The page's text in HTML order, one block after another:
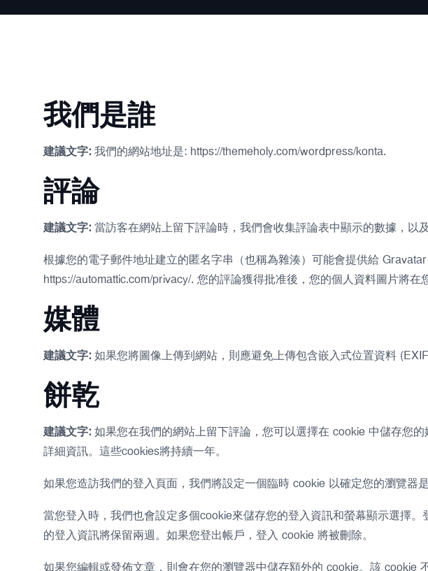
我們是誰
建議文字: 我們的網站地址是: https://themeholy.com/wordpress/konta.
評論
建議文字: 當訪客在網站上留下評論時，我們會收集評論表中顯示的數據，以
根據您的電子郵件地址建立的匿名字串（也稱為雜湊）可能會提供給
https://automattic.com/privacy/. 您的評論獲得批准後，您的個人資料圖片將在
媒體
建議文字: 如果您將圖像上傳到網站，則應避免上傳包含嵌入式位置資料
餅乾
建議文字: 如果您在我們的網站上留下評論，您可以選擇在 cookie 中儲存您
詳細資訊。這些cookies將持續一年。
如果您造訪我們的登入頁面，我們將設定一個臨時 cookie 以確定您的瀏覽器
當您登入時，我們也會設定多個cookie來儲存您的登入資訊和螢幕顯示選擇
的登入資訊將保留兩週。如果您登出帳戶，登入 cookie 將被刪除。